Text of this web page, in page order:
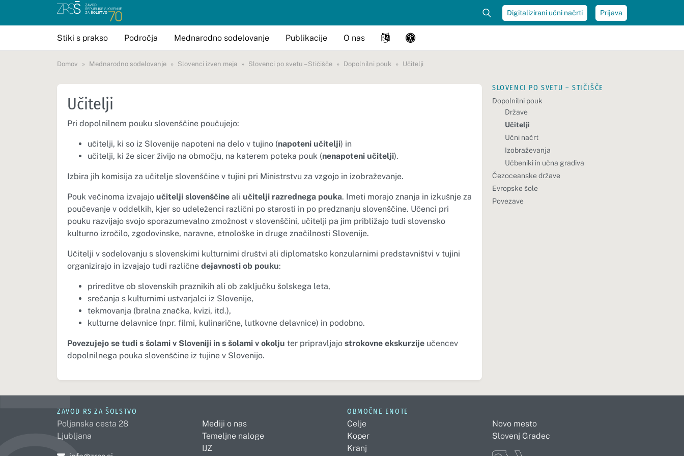
Digitalizirani učni načrti Prijava
Stiki s prakso Področja Mednarodno sodelovanje Publikacije O nas
Domov Mednarodno sodelovanje Slovenci izven meja Slovenci po svetu – Stičišče Dopolnilni pouk Učitelji
Učitelji
Pri dopolnilnem pouku slovenščine poučujejo:
učitelji, ki so iz Slovenije napoteni na delo v tujino (napoteni učitelji) in
učitelji, ki že sicer živijo na območju, na katerem poteka pouk (nenapoteni učitelji).
Izbira jih komisija za učitelje slovenščine v tujini pri Ministrstvu za vzgojo in izobraževanje.
Pouk večinoma izvajajo učitelji slovenščine ali učitelji razrednega pouka. Imeti morajo znanja in izkušnje za
poučevanje v oddelkih, kjer so udeleženci različni po starosti in po predznanju slovenščine. Učenci pri
pouku razvijajo svojo sporazumevalno zmožnost v slovenščini, učitelji pa jim približajo tudi slovensko
kulturno izročilo, zgodovinske, naravne, etnološke in druge značilnosti Slovenije.
Učitelji v sodelovanju s slovenskimi kulturnimi društvi ali diplomatsko konzularnimi predstavništvi v tujini
organizirajo in izvajajo tudi različne dejavnosti ob pouku:
prireditve ob slovenskih praznikih ali ob zaključku šolskega leta,
srečanja s kulturnimi ustvarjalci iz Slovenije,
tekmovanja (bralna značka, kvizi, itd.),
kulturne delavnice (npr. filmi, kulinarične, lutkovne delavnice) in podobno.
Povezujejo se tudi s šolami v Sloveniji in s šolami v okolju ter pripravljajo strokovne ekskurzije učencev
dopolnilnega pouka slovenščine iz tujine v Slovenijo.
SLOVENCI PO SVETU – STIČIŠČE
Dopolnilni pouk
Države
Učitelji
Učni načrt
Izobraževanja
Učbeniki in učna gradiva
Čezoceanske države
Evropske šole
Povezave
ZAVOD RS ZA ŠOLSTVO
Poljanska cesta 28
Ljubljana
Mediji o nas
Temeljne naloge
IJZ
OBMOČNE ENOTE
Celje
Koper
Kranj
Novo mesto
Slovenj Gradec